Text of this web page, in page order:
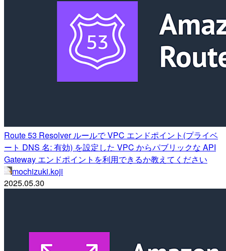
Route 53 Resolver ルールで VPC エンドポイント(プライベ
ート DNS 名: 有効) を設定した VPC からパブリックな API
Gateway エンドポイントを利用できるか教えてください
mochizuki.koji
2025.05.30